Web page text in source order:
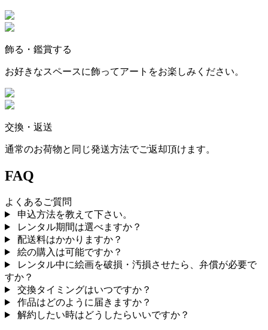
飾る・鑑賞する
お好きなスペースに飾ってアートをお楽しみください。
交換・返送
通常のお荷物と同じ発送方法でご返却頂けます。
FAQ
よくあるご質問
申込方法を教えて下さい。
レンタル期間は選べますか？
配送料はかかりますか？
絵の購入は可能ですか？
レンタル中に絵画を破損・汚損させたら、弁償が必要で
すか？
交換タイミングはいつですか？
作品はどのように届きますか？
解約したい時はどうしたらいいですか？